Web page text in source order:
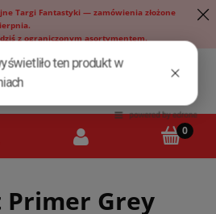
Targi Fantastyki — zamówienia złożone
z ograniczonym asortymentem.
Grey